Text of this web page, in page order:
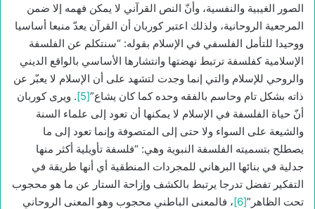
الصور الغيبية والنفسية، وأنّ النص القرآني لا يمكن فهمه إلا ضمن
المرجعية الروحانية، ولذلك اعتبر كوربان أن القرآن يعدّ منبعا أساسيا
ووحيدا للتأمل الفلسفي في الإسلام بقوله: “سنتكلم عن الفلسفة
الإسلامية كفلسفة ترتبط نهضتها وانتشارها الأساسي بالواقع الديني
والروحي للإسلام والتي إنما وجدت لتشهد على أن الإسلام لا يعبّر عن
ذاته بشكل تام وحاسم بالفقه وحده كما كان يشاع”[5]
. ويرى كوربان
أنّ حياة الفلسفة في الإسلام لا يمكنها أن تعود إلى علماء السنة
والشيعة على السواء ولا حتى إلى المتصوفة وإنما تعود إلى ما
يصطلح بتسميته الفلسفة النبوية وهي: “فلسفة تأويلية أكثر منها
جدلية في بنائها البرهاني للمجردات المنطقية أي أنها طريقة في
التفكير تفضل تدرجا يرتبط بالكشف وإزاحة الستار عن ما هو محجوب
تحت الظاهر”[6]
، فالمعنى الباطني محجوب وهو المعنى الروحاني